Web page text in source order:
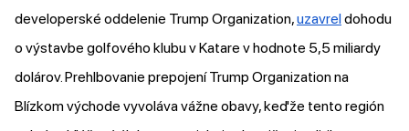
developerské oddelenie Trump Organization,uzavreldohodu
o výstavbe golfového klubu v Katare v hodnote 5,5 miliardy
dolárov. Prehlbovanie prepojení Trump Organization na
Blízkom východe vyvoláva vážne obavy, keďže tento región